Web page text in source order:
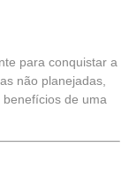
para conquistar a
não planejadas,
de uma